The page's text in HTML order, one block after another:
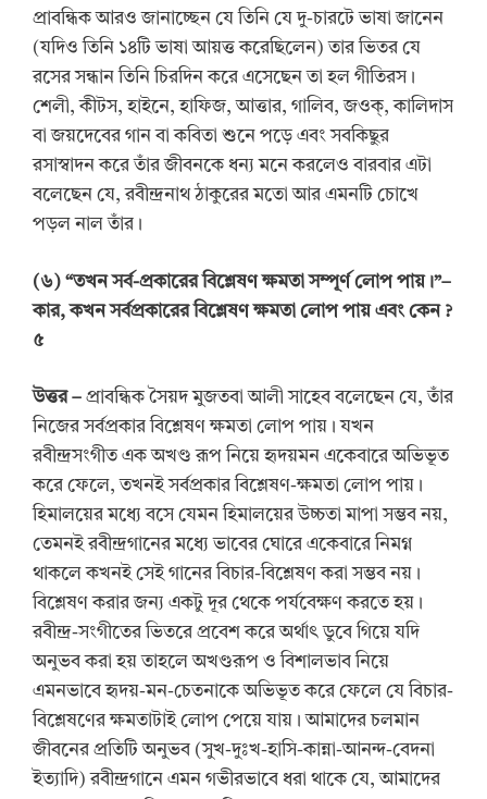
প্রাবন্ধিক আরও জানাচ্ছেন যে তিনি যে দু-চারটে ভাষা জানেন
(যদিও তিনি ১৪টি ভাষা আয়ত্ত করেছিলেন) তার ভিতর যে
রসের সন্ধান তিনি চিরদিন করে এসেছেন তা হল গীতিরস।
শেলী, কীটস, হাইনে, হাফিজ, আত্তার, গালিব, জওক্, কালিদাস
বা জয়দেবের গান বা কবিতা শুনে পড়ে এবং সবকিছুর
রসাস্বাদন করে তাঁর জীবনকে ধন্য মনে করলেও বারবার এটা
বলেছেন যে, রবীন্দ্রনাথ ঠাকুরের মতো আর এমনটি চোখে
পড়ল নাল তাঁর।
(৬) “তখন সর্ব-প্রকারের বিশ্লেষণ ক্ষমতা সম্পূর্ণ লোপ পায়।”–
কার, কখন সর্বপ্রকারের বিশ্লেষণ ক্ষমতা লোপ পায় এবং কেন ?
৫
উত্তর– প্রাবন্ধিক সৈয়দ মুজতবা আলী সাহেব বলেছেন যে, তাঁর
নিজের সর্বপ্রকার বিশ্লেষণ ক্ষমতা লোপ পায়। যখন
রবীন্দ্রসংগীত এক অখণ্ড রূপ নিয়ে হৃদয়মন একেবারে অভিভূত
করে ফেলে, তখনই সর্বপ্রকার বিশ্লেষণ-ক্ষমতা লোপ পায়।
হিমালয়ের মধ্যে বসে যেমন হিমালয়ের উচ্চতা মাপা সম্ভব নয়,
তেমনই রবীন্দ্রগানের মধ্যে ভাবের ঘোরে একেবারে নিমগ্ন
থাকলে কখনই সেই গানের বিচার-বিশ্লেষণ করা সম্ভব নয়।
বিশ্লেষণ করার জন্য একটু দূর থেকে পর্যবেক্ষণ করতে হয়।
রবীন্দ্র-সংগীতের ভিতরে প্রবেশ করে অর্থাৎ ডুবে গিয়ে যদি
অনুভব করা হয় তাহলে অখণ্ডরূপ ও বিশালভাব নিয়ে
এমনভাবে হৃদয়-মন-চেতনাকে অভিভূত করে ফেলে যে বিচার-
বিশ্লেষণের ক্ষমতাটাই লোপ পেয়ে যায়। আমাদের চলমান
জীবনের প্রতিটি অনুভব (সুখ-দুঃখ-হাসি-কান্না-আনন্দ-বেদনা
ইত্যাদি) রবীন্দ্রগানে এমন গভীরভাবে ধরা থাকে যে, আমাদের